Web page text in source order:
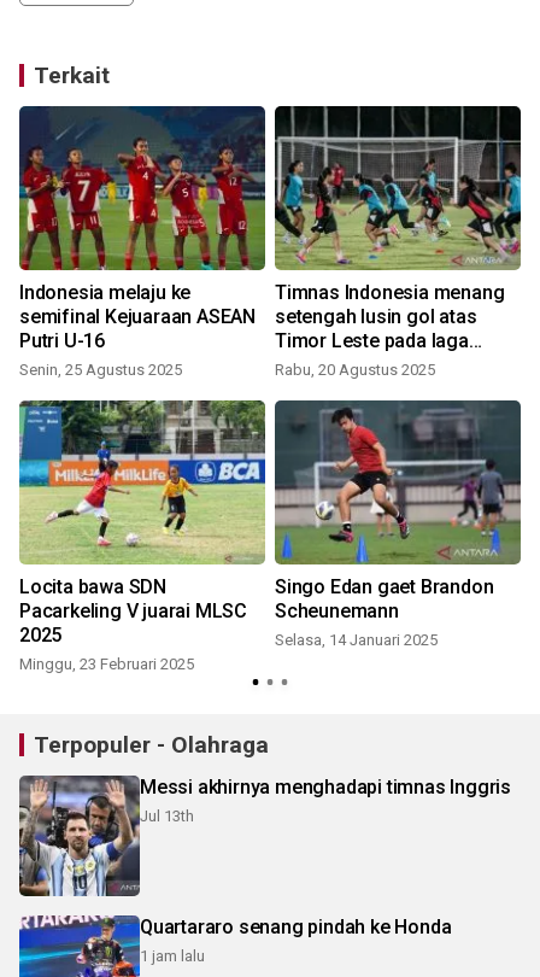
Terkait
Indonesia melaju ke
semifinal Kejuaraan ASEAN
Putri U-16
Senin, 25 Agustus 2025
Timnas Indonesia menang
setengah lusin gol atas
Timor Leste pada laga
pembuka
Rabu, 20 Agustus 2025
Locita bawa SDN
Pacarkeling V juarai MLSC
2025
Minggu, 23 Februari 2025
Singo Edan gaet Brandon
Scheunemann
Selasa, 14 Januari 2025
Terpopuler - Olahraga
Messi akhirnya menghadapi timnas Inggris
Jul 13th
Quartararo senang pindah ke Honda
1 jam lalu